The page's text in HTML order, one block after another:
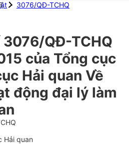
3076/QĐ-TCHQ
QĐ-TCHQ
của Tổng cục
Hải quan Về
động đại lý làm
Hải quan